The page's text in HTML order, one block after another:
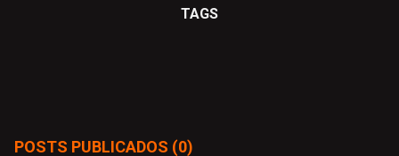
TAGS
POSTS PUBLICADOS (0)